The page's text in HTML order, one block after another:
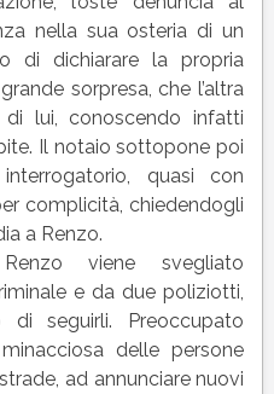
nella sua osteria di un
di dichiarare la propria
sorpresa, che l’altra
lui, conoscendo infatti
Il notaio sottopone poi
quasi con
complicità, chiedendogli
a Renzo.
viene svegliato
e da due poliziotti,
seguirli. Preoccupato
minacciosa delle persone
ad annunciare nuovi